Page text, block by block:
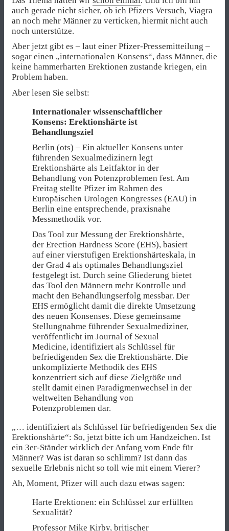
auch gerade nicht sicher, ob ich Pfizers Versuch, Viagra
an noch mehr Männer zu verticken, hiermit nicht auch
noch unterstütze.
Aber jetzt gibt es – laut einer Pfizer-Pressemitteilung –
sogar einen „internationalen Konsens“, dass Männer, die
keine hammerharten Erektionen zustande kriegen, ein
Problem haben.
Aber lesen Sie selbst:
Internationaler wissenschaftlicher
Konsens: Erektionshärte ist
Behandlungsziel
Berlin (ots) – Ein aktueller Konsens unter
führenden Sexualmedizinern legt
Erektionshärte als Leitfaktor in der
Behandlung von Potenzproblemen fest. Am
Freitag stellte Pfizer im Rahmen des
Europäischen Urologen Kongresses (EAU) in
Berlin eine entsprechende, praxisnahe
Messmethodik vor.
Das Tool zur Messung der Erektionshärte,
der Erection Hardness Score (EHS), basiert
auf einer vierstufigen Erektionshärteskala, in
der Grad 4 als optimales Behandlungsziel
festgelegt ist. Durch seine Gliederung bietet
das Tool den Männern mehr Kontrolle und
macht den Behandlungserfolg messbar. Der
EHS ermöglicht damit die direkte Umsetzung
des neuen Konsenses. Diese gemeinsame
Stellungnahme führender Sexualmediziner,
veröffentlicht im Journal of Sexual
Medicine, identifiziert als Schlüssel für
befriedigenden Sex die Erektionshärte. Die
unkomplizierte Methodik des EHS
konzentriert sich auf diese Zielgröße und
stellt damit einen Paradigmenwechsel in der
weltweiten Behandlung von
Potenzproblemen dar.
„… identifiziert als Schlüssel für befriedigenden Sex die
Erektionshärte“: So, jetzt bitte ich um Handzeichen. Ist
ein 3er-Ständer wirklich der Anfang vom Ende für
Männer? Was ist daran so schlimm? Ist dann das
sexuelle Erlebnis nicht so toll wie mit einem Vierer?
Ah, Moment, Pfizer will auch dazu etwas sagen:
Harte Erektionen: ein Schlüssel zur erfüllten
Sexualität?
Professor Mike Kirby, britischer